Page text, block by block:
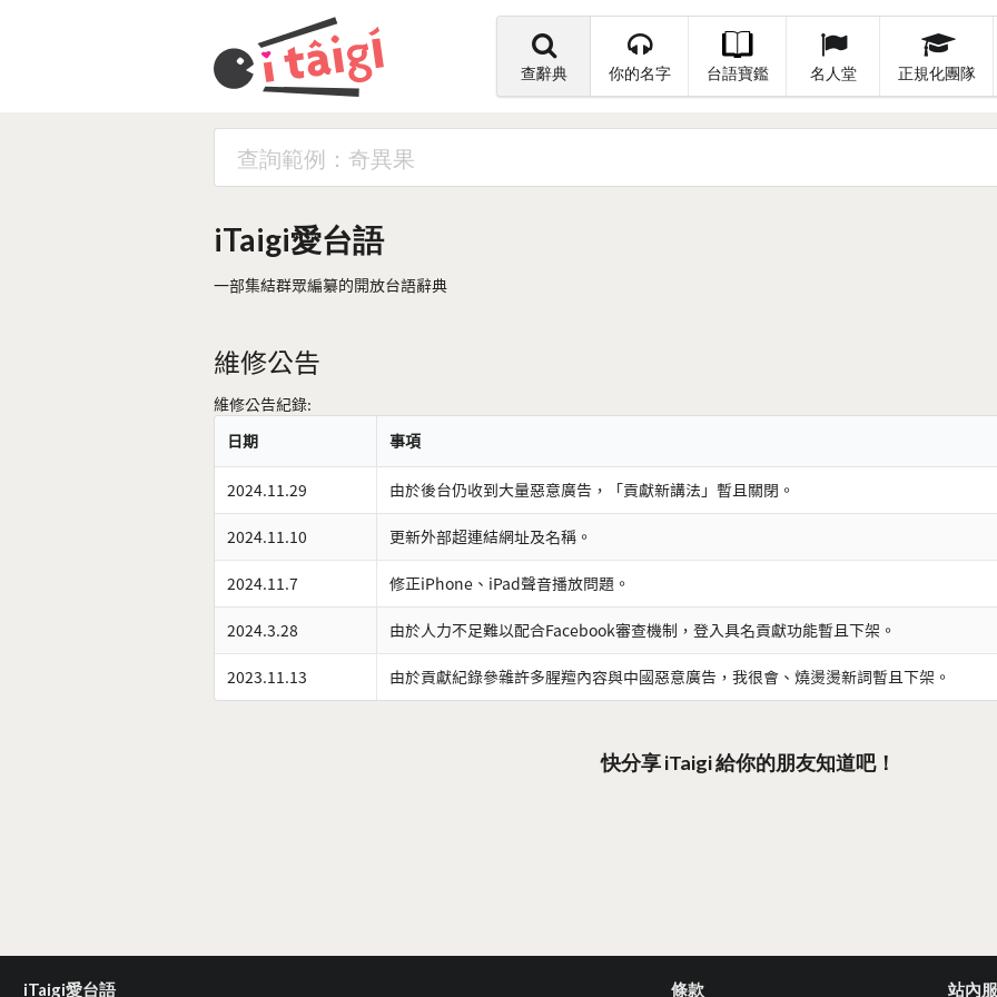
查辭典 你的名字 台語寶鑑 名人堂 正規化團隊
iTaigi愛台語
一部集結群眾編纂的開放台語辭典
維修公告
維修公告紀錄:
日期
事項
2024.11.29 由於後台仍收到大量惡意廣告，「貢獻新講法」暫且關閉。
2024.11.10 更新外部超連結網址及名稱。
2024.11.7 修正iPhone、iPad聲音播放問題。
2024.3.28 由於人力不足難以配合Facebook審查機制，登入具名貢獻功能暫且下架。
2023.11.13 由於貢獻紀錄參雜許多腥羶內容與中國惡意廣告，我很會、燒燙燙新詞暫且下架。
快分享 iTaigi 給你的朋友知道吧！
iTaigi愛台語 條款 站內